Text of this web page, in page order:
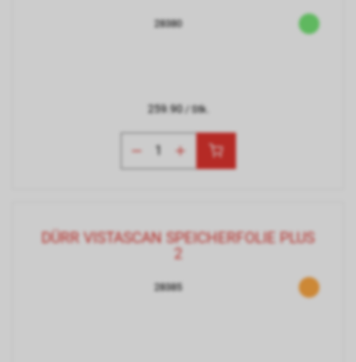
28380
259.90/ Stk.
DÜRR VISTASCAN SPEICHERFOLIE PLUS
2
28385